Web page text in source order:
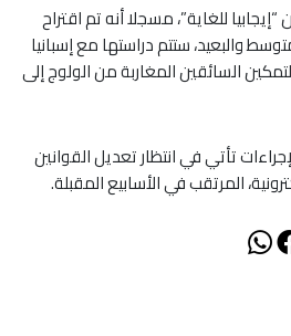
“إيجابيا للغاية”، مسجلا أنه تم اقتراح
والبعيد، ستتم دراستها مع إسبانيا
السائقين المغاربة من الولوج إلى
تأتي في انتظار تعديل القوانين
المرتقب في الأسابيع المقبلة.